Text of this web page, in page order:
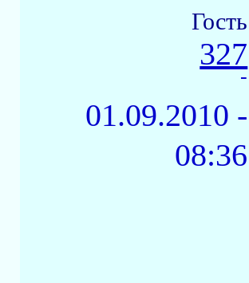
Гость
327
-
01.09.2010 -
08:36